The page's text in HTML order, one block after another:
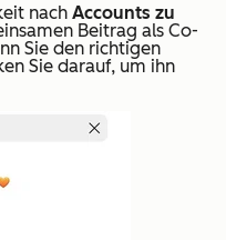
nach Accounts zu
Beitrag als Co-
Sie den richtigen
Sie darauf, um ihn